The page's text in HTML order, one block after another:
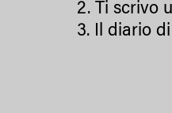
2. Ti scrivo
3. Il diario